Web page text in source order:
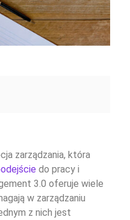
zarządzania, która
do pracy i
3.0 oferuje wiele
w zarządzaniu
z nich jest